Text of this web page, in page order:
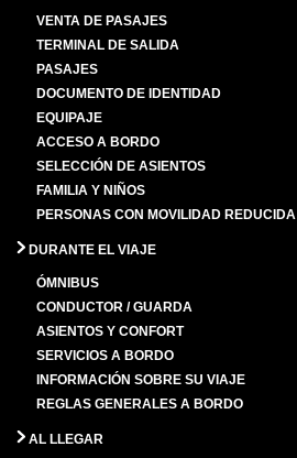
VENTA DE PASAJES
TERMINAL DE SALIDA
PASAJES
DOCUMENTO DE IDENTIDAD
EQUIPAJE
ACCESO A BORDO
SELECCIÓN DE ASIENTOS
FAMILIA Y NIÑOS
PERSONAS CON MOVILIDAD REDUCIDA
DURANTE EL VIAJE
ÓMNIBUS
CONDUCTOR / GUARDA
ASIENTOS Y CONFORT
SERVICIOS A BORDO
INFORMACIÓN SOBRE SU VIAJE
REGLAS GENERALES A BORDO
AL LLEGAR